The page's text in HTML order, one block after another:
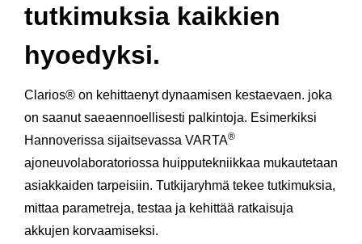
tutkimuksia kaikkien
hyoedyksi.
Clarios® on kehittaenyt dynaamisen kestaevaen. joka
on saanut saeaennoellisesti palkintoja. Esimerkiksi
Hannoverissa sijaitsevassa VARTA®
ajoneuvolaboratoriossa huipputekniikkaa mukautetaan
asiakkaiden tarpeisiin. Tutkijaryhmä tekee tutkimuksia,
mittaa parametreja, testaa ja kehittää ratkaisuja
akkujen korvaamiseksi.